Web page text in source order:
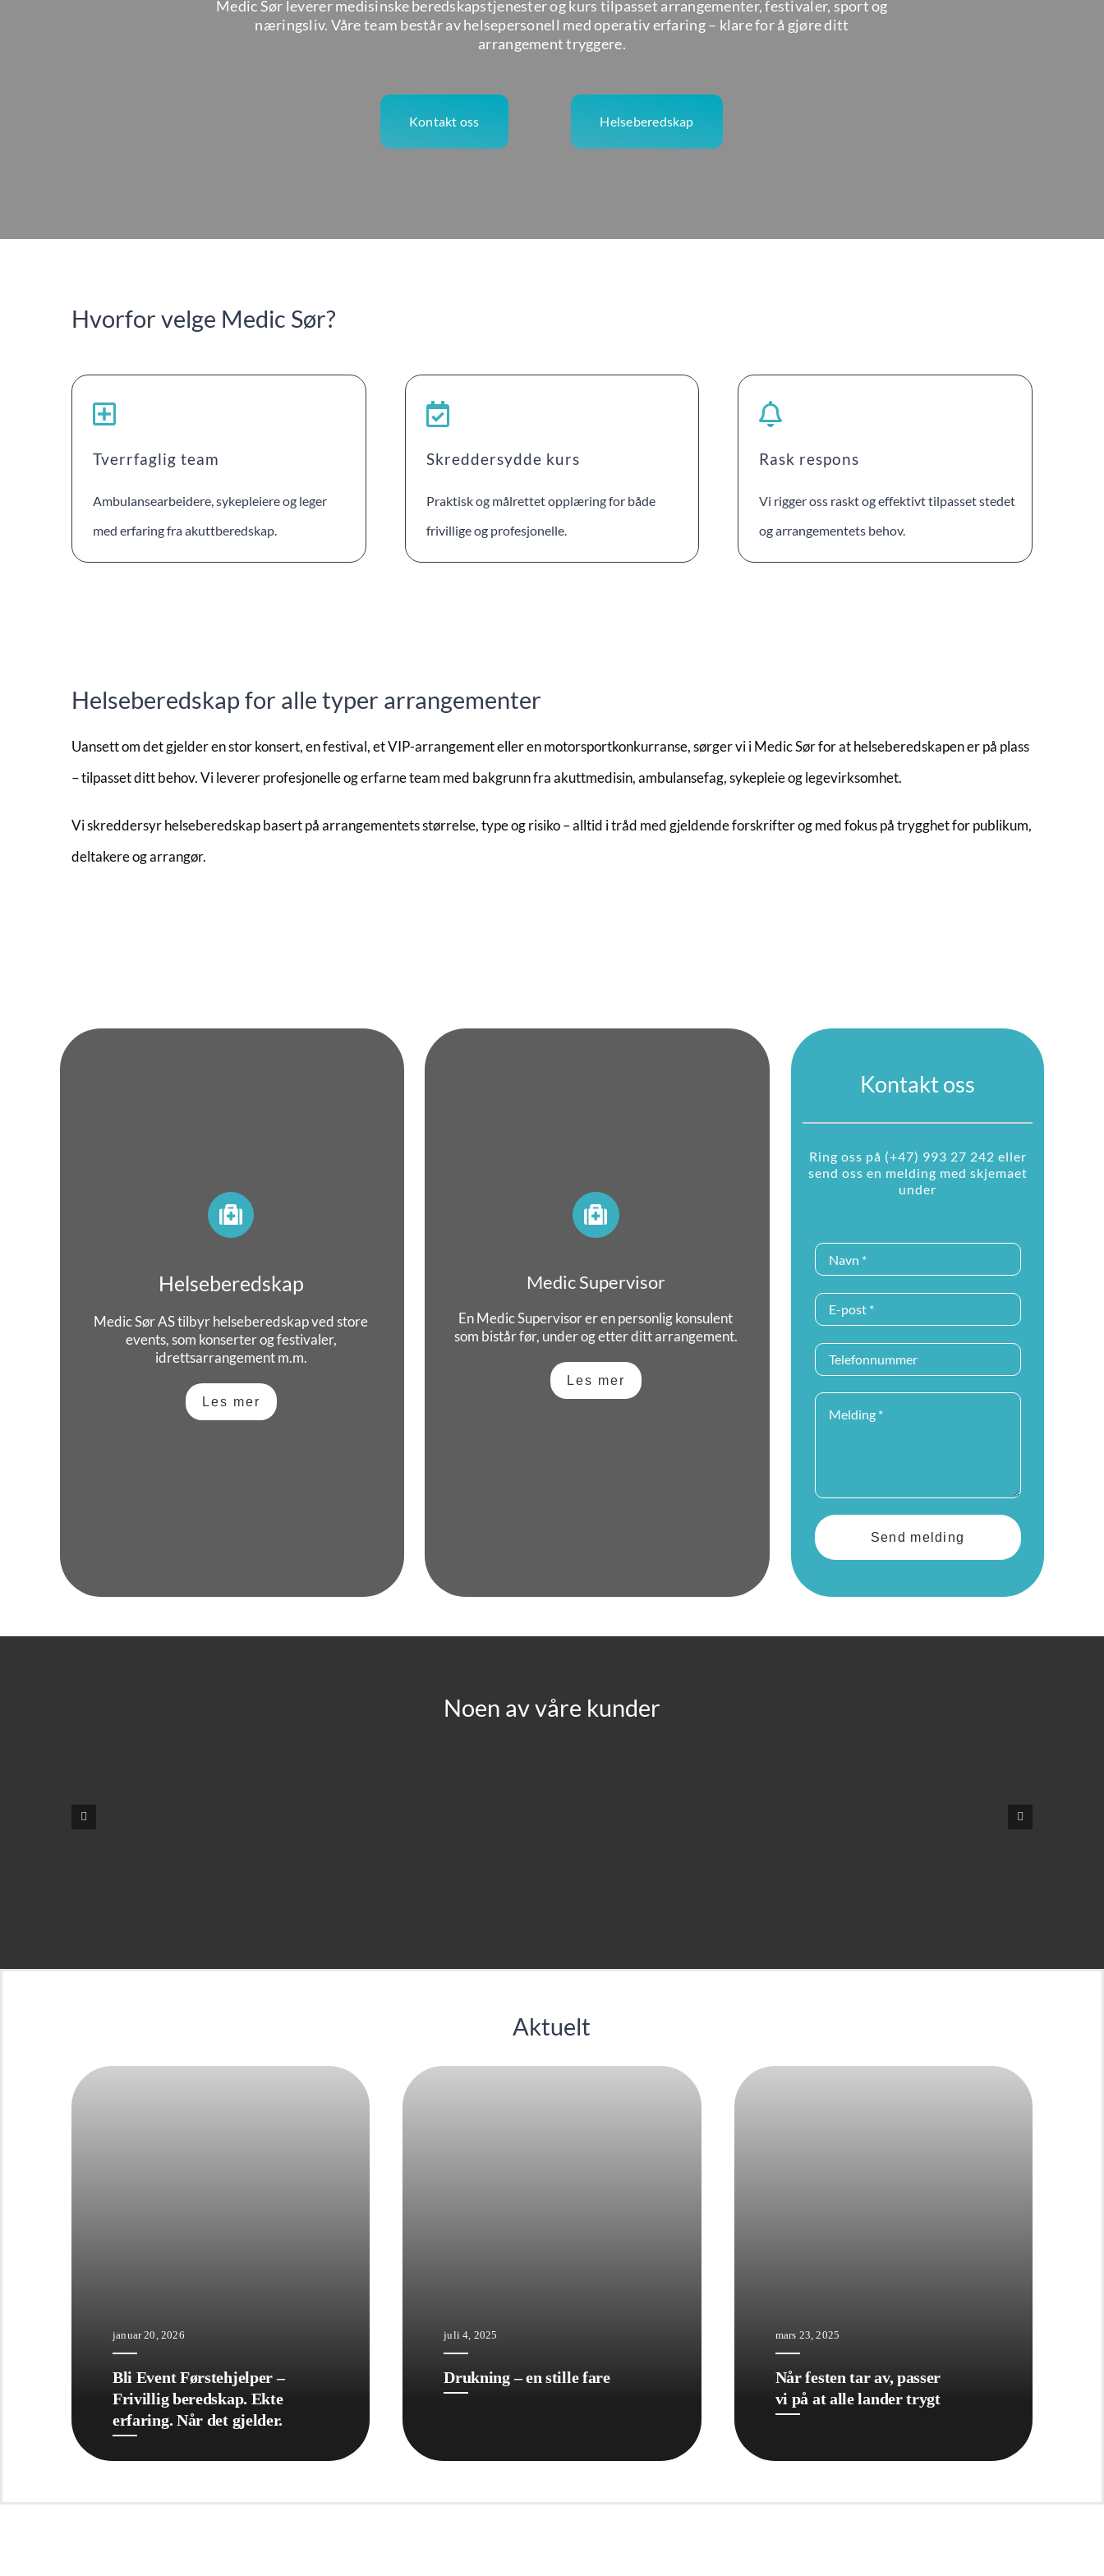
Medic Sør leverer medisinske beredskapstjenester og kurs tilpasset arrangementer, festivaler, sport og
næringsliv. Våre team består av helsepersonell med operativ erfaring – klare for å gjøre ditt
arrangement tryggere.
Kontakt oss Helseberedskap
Hvorfor velge Medic Sør?
Tverrfaglig team
Ambulansearbeidere, sykepleiere og leger
med erfaring fra akuttberedskap.
Skreddersydde kurs
Praktisk og målrettet opplæring for både
frivillige og profesjonelle.
Rask respons
Vi rigger oss raskt og effektivt tilpasset stedet
og arrangementets behov.
Helseberedskap for alle typer arrangementer
Uansett om det gjelder en stor konsert, en festival, et VIP-arrangement eller en motorsportkonkurranse, sørger vi i Medic Sør for at helseberedskapen er på plass
– tilpasset ditt behov. Vi leverer profesjonelle og erfarne team med bakgrunn fra akuttmedisin, ambulansefag, sykepleie og legevirksomhet.
Vi skreddersyr helseberedskap basert på arrangementets størrelse, type og risiko – alltid i tråd med gjeldende forskrifter og med fokus på trygghet for publikum,
deltakere og arrangør.
Helseberedskap
Medic Sør AS tilbyr helseberedskap ved store
events, som konserter og festivaler,
idrettsarrangement m.m.
Les mer
Medic Supervisor
En Medic Supervisor er en personlig konsulent
som bistår før, under og etter ditt arrangement.
Les mer
Kontakt oss
Ring oss på (+47) 993 27 242 eller
send oss en melding med skjemaet
under
Send melding
Noen av våre kunder
Aktuelt
januar 20, 2026
Bli Event Førstehjelper –
Frivillig beredskap. Ekte
erfaring. Når det gjelder.
juli 4, 2025
Drukning – en stille fare
mars 23, 2025
Når festen tar av, passer
vi på at alle lander trygt